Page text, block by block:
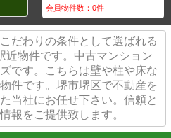
会員物件数：0件
だわりの条件として選ばれる
近物件です。中古マンション
です。こちらは壁や柱や床な
件です。堺市堺区で不動産を
当社にお任せ下さい。信頼と
報をご提供致します。